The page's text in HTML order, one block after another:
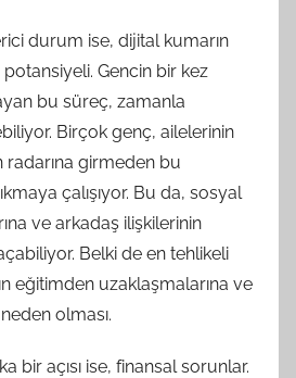
durum ise, dijital kumarın
potansiyeli. Gencin bir kez
bu süreç, zamanla
Birçok genç, ailelerinin
girmeden bu
çalışıyor. Bu da, sosyal
ve arkadaş ilişkilerinin
Belki de en tehlikeli
eğitimden uzaklaşmalarına ve
olması.
bir açısı ise, finansal sorunlar.